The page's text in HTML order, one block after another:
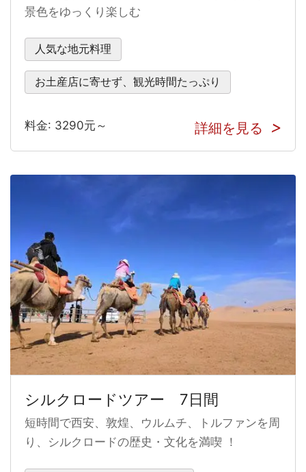
景色をゆっくり楽しむ
人気な地元料理
お土産店に寄せず、観光時間たっぷり
料金: 3290元～ 詳細を見る
シルクロードツアー 7日間
短時間で西安、敦煌、ウルムチ、トルファンを周
り、シルクロードの歴史・文化を満喫 ！